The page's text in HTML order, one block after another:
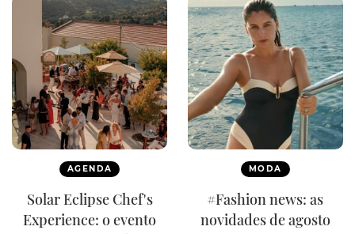
AGENDA
Solar Eclipse Chef's
Experience: o evento
MODA
#Fashion news: as
novidades de agosto